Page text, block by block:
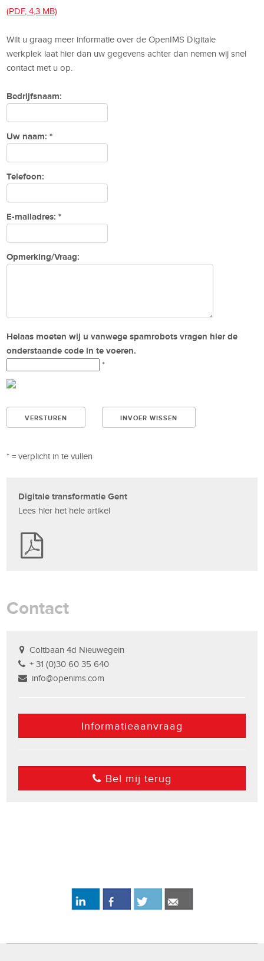
(PDF, 4,3 MB)
Wilt u graag meer informatie over de OpenIMS Digitale
werkplek laat hier dan uw gegevens achter dan nemen wij snel
contact met u op.
Bedrijfsnaam:
Uw naam: *
Telefoon:
E-mailadres: *
Opmerking/Vraag:
Helaas moeten wij u vanwege spamrobots vragen hier de
onderstaande code in te voeren.
*
* = verplicht in te vullen
Digitale transformatie Gent
Lees hier het hele artikel
Contact
Coltbaan 4d Nieuwegein
+ 31 (0)30 60 35 640
info@openims.com
Informatieaanvraag
Bel mij terug